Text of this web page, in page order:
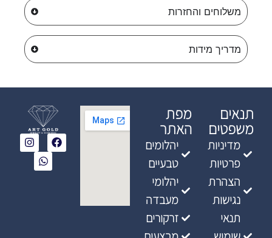
משלוחים והחזרות
מדריך מידות
מפת
האתר
יהלומים
טבעיים
יהלומי
מעבדה
זרקורים
תנאים
משפטים
מדיניות
פרטיות
הצהרת
נגישות
תנאי